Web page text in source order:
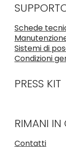
Schede
Sistemi di
Condizioni
PRESS KIT
RIMANI
Contatti